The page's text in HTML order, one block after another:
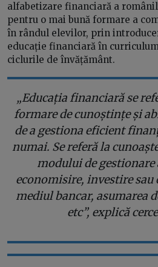
alfabetizare financiară a
pentru o mai bună formare a
în rândul elevilor, prin
educație financiară în
ciclurile de învățământ.
„Educația financiară se
formare de cunoștințe și
de a gestiona eficient
numai. Se referă la
modului de gestionare
economisire, investire sau
mediul bancar, asumarea
etc”, explică